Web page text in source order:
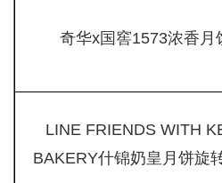
奇华x国窖1573浓香月
LINE FRIENDS WITH
BAKERY什锦奶皇月饼旋